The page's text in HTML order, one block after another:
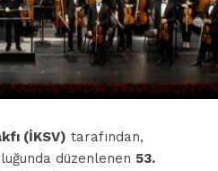
(İKSV) tarafından,
düzenlenen 53.